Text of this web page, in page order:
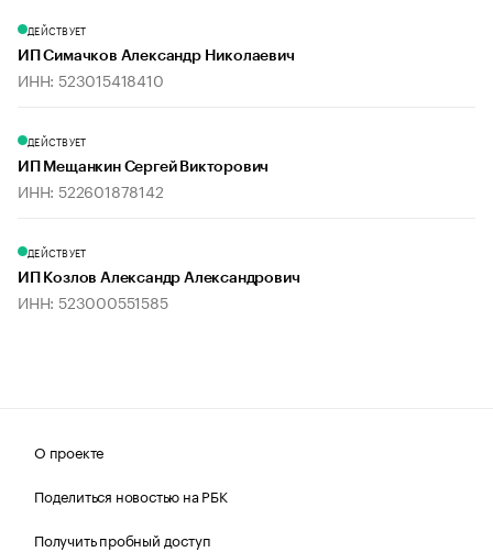
ДЕЙСТВУЕТ
ИП Симачков Александр Николаевич
ИНН: 523015418410
ДЕЙСТВУЕТ
ИП Мещанкин Сергей Викторович
ИНН: 522601878142
ДЕЙСТВУЕТ
ИП Козлов Александр Александрович
ИНН: 523000551585
О проекте
Поделиться новостью на РБК
Получить пробный доступ